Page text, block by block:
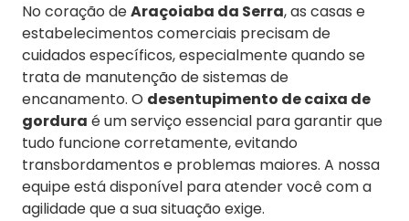
No coração deAraçoiaba da Serra, as casas e
estabelecimentos comerciais precisam de
cuidados específicos, especialmente quando se
trata de manutenção de sistemas de
encanamento. O desentupimento de caixa de
gordura é um serviço essencial para garantir que
tudo funcione corretamente, evitando
transbordamentos e problemas maiores. A nossa
equipe está disponível para atender você com a
agilidade que a sua situação exige.